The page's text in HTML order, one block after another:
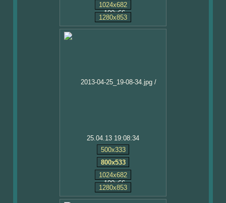
1024x682
1280x853
25.04.13 19:08:34
500x333
800x533
1024x682
1280x853